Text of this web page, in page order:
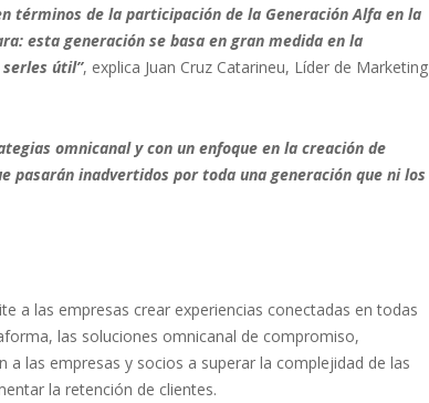
términos de la participación de la Generación Alfa en la
esta generación se basa en gran medida en la
útil”, explica Juan Cruz Catarineu, Líder de Marketing
omnicanal y con un enfoque en la creación de
pasarán inadvertidos por toda una generación que ni los
a las empresas crear experiencias conectadas en todas
las soluciones omnicanal de compromiso,
las empresas y socios a superar la complejidad de las
la retención de clientes.